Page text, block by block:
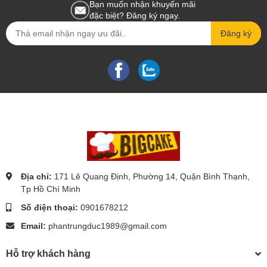
Bạn muốn nhận khuyến mãi
đặc biệt? Đăng ký ngay.
Đăng ký
Địa chỉ: 171 Lê Quang Định, Phường 14, Quận Bình Thạnh,
Tp Hồ Chí Minh
Số điện thoại: 0901678212
Email: phantrungduc1989@gmail.com
Hỗ trợ khách hàng